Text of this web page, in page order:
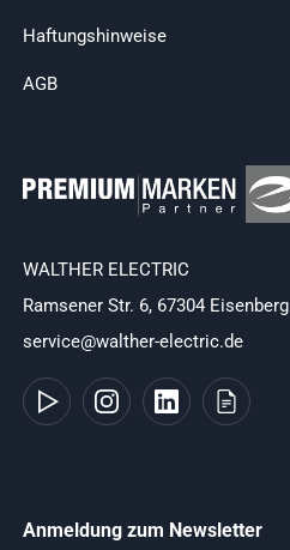
Haftungshinweise
AGB
WALTHER ELECTRIC
Ramsener Str. 6, 67304 Eisenberg
service@walther-electric.de
Anmeldung zum Newsletter